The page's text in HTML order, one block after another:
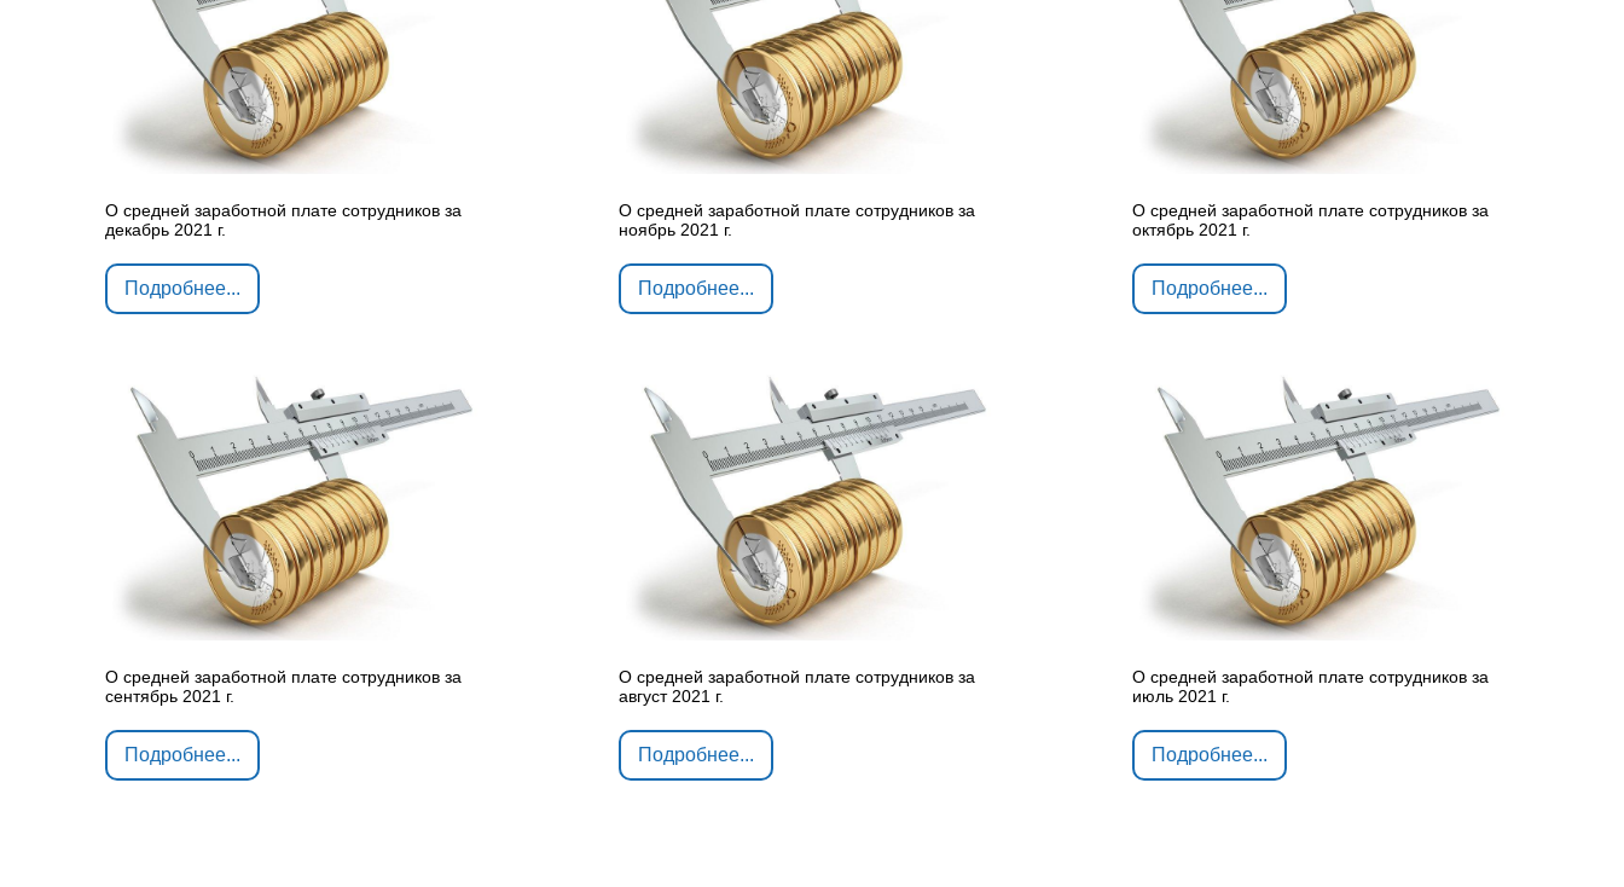
О средней заработной плате сотрудников за
декабрь 2021 г.
Подробнее...
О средней заработной плате сотрудников за
ноябрь 2021 г.
Подробнее...
О средней заработной плате сотрудников за
октябрь 2021 г.
Подробнее...
О средней заработной плате сотрудников за
сентябрь 2021 г.
Подробнее...
О средней заработной плате сотрудников за
август 2021 г.
Подробнее...
О средней заработной плате сотрудников за
июль 2021 г.
Подробнее...